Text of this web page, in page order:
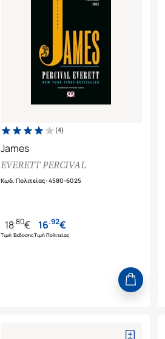
(4)
James
EVERETT PERCIVAL
Κωδ. Πολιτείας:4580-6025
18.80€
Τιμή Έκδοσης
16.92€
Τιμή Πολιτείας